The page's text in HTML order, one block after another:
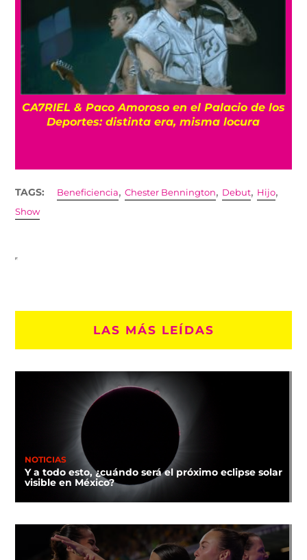
CA7RIEL & Paco Amoroso en el Palacio de los
Deportes: distinta era, misma locura
TAGS: Beneficiencia,Chester Bennington, Debut, Hijo,
Show
LAS MÁS LEÍDAS
NOTICIAS
Y a todo esto, ¿cuándo será el próximo eclipse solar
visible en México?